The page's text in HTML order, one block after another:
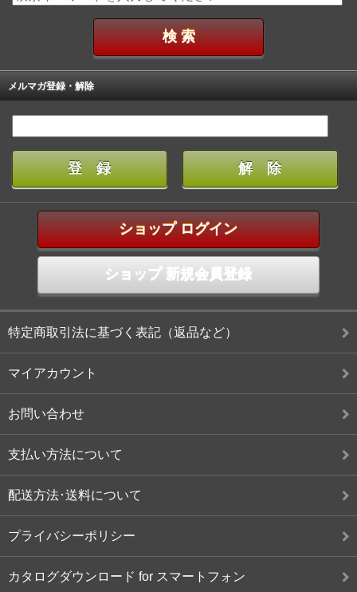
メルマガ登録・解除
ショップ ログイン
ショップ 新規会員登録
特定商取引法に基づく表記（返品など）
マイアカウント
お問い合わせ
支払い方法について
配送方法･送料について
プライバシーポリシー
カタログダウンロード for スマートフォン